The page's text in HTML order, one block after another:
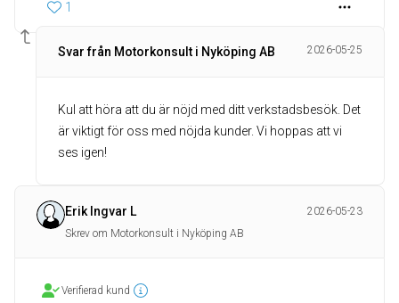
1
Svar från Motorkonsult i Nyköping AB 2026-05-25
Kul att höra att du är nöjd med ditt verkstadsbesök. Det
är viktigt för oss med nöjda kunder. Vi hoppas att vi
ses igen!
Erik Ingvar L
2026-05-23
Skrev om Motorkonsult i Nyköping AB
Verifierad kund